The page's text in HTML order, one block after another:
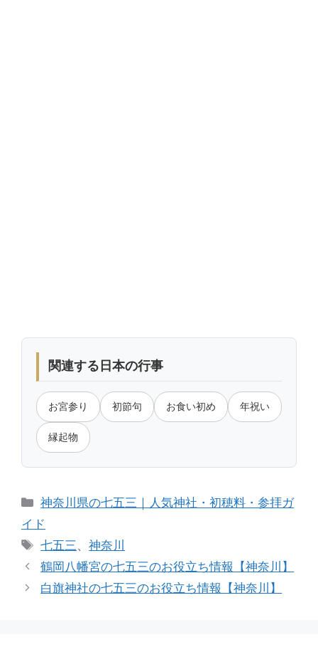
関連する日本の行事
お宮参り 初節句 お食い初め 年祝い
縁起物
カ
テ
リ
ー
神奈川県の七五三｜人気神社・初穂料・参拝ガ
イド
タ
グ
七五三、神奈川
鶴岡八幡宮の七五三のお役立ち情報【神奈川】
白旗神社の七五三のお役立ち情報【神奈川】